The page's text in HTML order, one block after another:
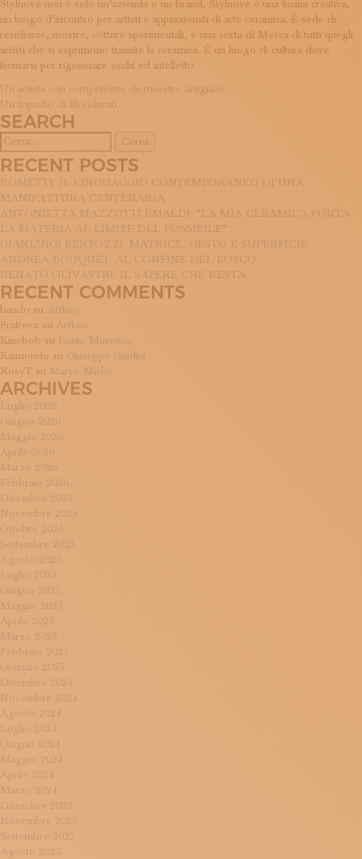
ISCRIVITI ALLA NEWSLETTER
SOSTIENICI
MAGAZINE
TUTTI I CONTENUTI
INTERVISTE
ITINERARI
ISCRIVITI
Stylnove non è solo un’azienda o un brand, Stylnove è una fucina creativa,
un luogo d’incontro per artisti e appassionati di arte ceramica. È sede di
residenze, mostre, cotture sperimentali, è una sorta di Mecca di tutti quegli
artisti che si esprimono tramite la ceramica. È un luogo di cultura dove
fermarsi per rigenerare occhi ed intelletto.
NAVIGAZIONE
ARTICOLI
Un artista con competenze da maestro artigiano
Un tripudio di fili colorati
SEARCH
per:
RECENT POSTS
ROMETTI: IL LINGUAGGIO CONTEMPORANEO DI UNA
MANIFATTURA CENTENARIA
ANTONIETTA MAZZOTTI EMALDI: “LA MIA CERAMICA PORTA
LA MATERIA AL LIMITE DEL POSSIBILE”
GIANLUIGI BERTOZZI: MATRICE, GESTO E SUPERFICIE
ANDREA BOUQUET: AL CONFINE DEL BOSCO
RENATO OLIVASTRI: IL SAPERE CHE RESTA
RECENT COMMENTS
baudo su Artkeo
Frafreex su Artkeo
Kinebob su Ennio Moresco
Raimondo su Giuseppe Giudici
RosyT su Marye Mislay
ARCHIVES
Luglio 2026
Giugno 2026
Maggio 2026
Aprile 2026
Marzo 2026
Febbraio 2026
Dicembre 2025
Novembre 2025
Ottobre 2025
Settembre 2025
Agosto 2025
Luglio 2025
Giugno 2025
Maggio 2025
Aprile 2025
Marzo 2025
Febbraio 2025
Gennaio 2025
Dicembre 2024
Novembre 2024
Agosto 2024
Luglio 2024
Giugno 2024
Maggio 2024
Aprile 2024
Marzo 2024
Dicembre 2023
Novembre 2023
Settembre 2023
Agosto 2023